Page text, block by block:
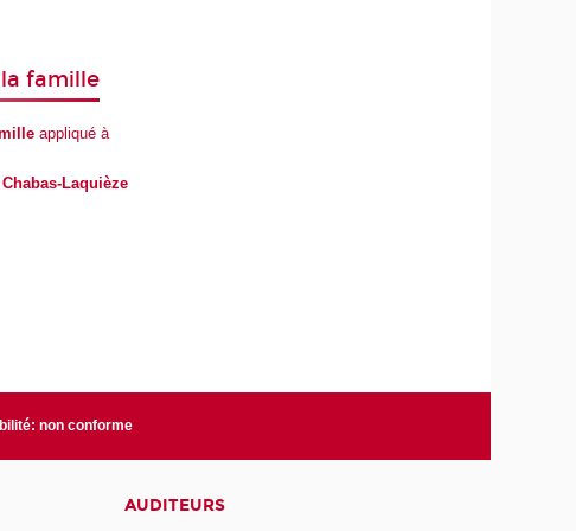
famille
appliqué à
Laquièze
non conforme
AUDITEURS